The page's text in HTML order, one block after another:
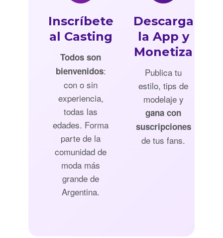
Inscríbete
al Casting
Todos son
bienvenidos:
con o sin
experiencia,
todas las
edades. Forma
parte de la
comunidad de
moda más
grande de
Argentina.
Descarga
la App y
Monetiza
Publica tu
estilo, tips de
modelaje y
gana con
suscripciones
de tus fans.